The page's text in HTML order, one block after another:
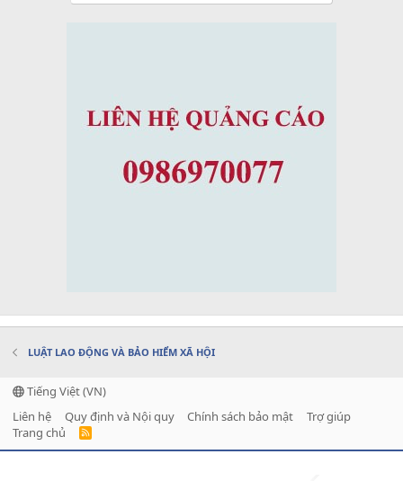
LUẬT LAO ĐỘNG VÀ BẢO HIỂM XÃ HỘI
Tiếng Việt (VN)
Liên hệ
Quy định và Nội quy Chính sách bảo mật
Trợ giúp
Trang chủ
R